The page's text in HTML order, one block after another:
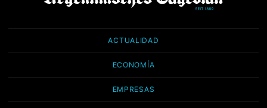
ACTUALIDAD
ECONOMÍA
EMPRESAS